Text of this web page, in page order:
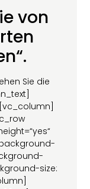
von
Sie die
size: